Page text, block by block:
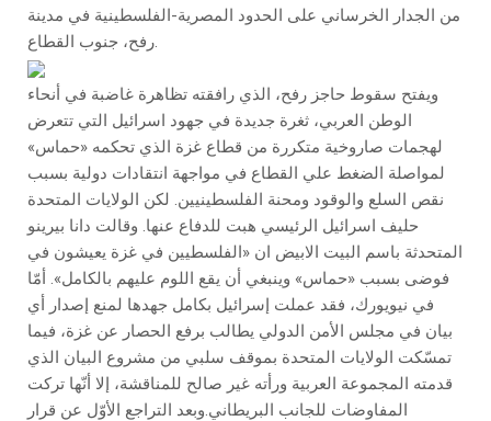
من الجدار الخرساني على الحدود المصرية-الفلسطينية في مدينة
ويفتح سقوط حاجز رفح، الذي رافقته تظاهرة غاضبة في أنحاء
الوطن العربي، ثغرة جديدة في جهود اسرائيل التي تتعرض
لهجمات صاروخية متكررة من قطاع غزة الذي تحكمه «حماس»
لمواصلة الضغط علي القطاع في مواجهة انتقادات دولية بسبب
نقص السلع والوقود ومحنة الفلسطينيين. لكن الولايات المتحدة
حليف اسرائيل الرئيسي هبت للدفاع عنها. وقالت دانا بيرينو
المتحدثة باسم البيت الابيض ان «الفلسطيين في غزة يعيشون في
فوضى بسبب «حماس» وينبغي أن يقع اللوم عليهم بالكامل». أمّا
في نيويورك، فقد عملت إسرائيل بكامل جهدها لمنع إصدار أي
بيان في مجلس الأمن الدولي يطالب برفع الحصار عن غزة، فيما
تمسّكت الولايات المتحدة بموقف سلبي من مشروع البيان الذي
قدمته المجموعة العربية ورأته غير صالح للمناقشة، إلا أنّها تركت
المفاوضات للجانب البريطاني.وبعد التراجع الأوّل عن قرار